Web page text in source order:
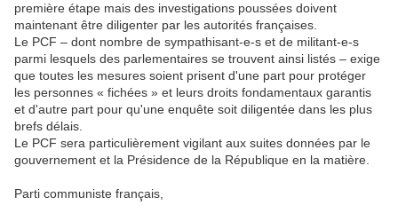
première étape mais des investigations poussées doivent
maintenant être diligenter par les autorités françaises.
Le PCF – dont nombre de sympathisant-e-s et de militant-e-s
parmi lesquels des parlementaires se trouvent ainsi listés – exige
que toutes les mesures soient prisent d'une part pour protéger
les personnes « fichées » et leurs droits fondamentaux garantis
et d'autre part pour qu'une enquête soit diligentée dans les plus
brefs délais.
Le PCF sera particulièrement vigilant aux suites données par le
gouvernement et la Présidence de la République en la matière.
Parti communiste français,